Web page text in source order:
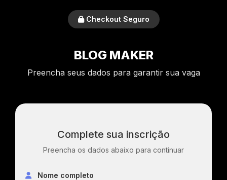
Checkout Seguro
BLOG MAKER
Preencha seus dados para garantir sua vaga
Complete sua inscrição
Preencha os dados abaixo para continuar
Nome completo